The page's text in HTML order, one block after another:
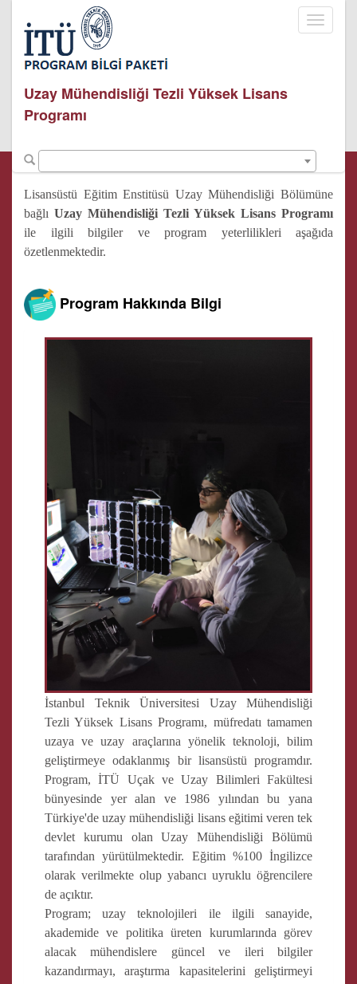
Toggle
Uzay Mühendisliği Tezli Yüksek Lisans
Programı
Lisansüstü Eğitim Enstitüsü Uzay Mühendisliği Bölümüne
bağlı Uzay Mühendisliği Tezli Yüksek Lisans Programı
ile ilgili bilgiler ve program yeterlilikleri aşağıda
özetlenmektedir.
Program Hakkında Bilgi
İstanbul Teknik Üniversitesi Uzay Mühendisliği
Tezli Yüksek Lisans Programı, müfredatı tamamen
uzaya ve uzay araçlarına yönelik teknoloji, bilim
geliştirmeye odaklanmış bir lisansüstü programdır.
Program, İTÜ Uçak ve Uzay Bilimleri Fakültesi
bünyesinde yer alan ve 1986 yılından bu yana
Türkiye'de uzay mühendisliği lisans eğitimi veren tek
devlet kurumu olan Uzay Mühendisliği Bölümü
tarafından yürütülmektedir. Eğitim %100 İngilizce
olarak verilmekte olup yabancı uyruklu öğrencilere
de açıktır.
Program; uzay teknolojileri ile ilgili sanayide,
akademide ve politika üreten kurumlarında görev
alacak mühendislere güncel ve ileri bilgiler
kazandırmayı, araştırma kapasitelerini geliştirmeyi